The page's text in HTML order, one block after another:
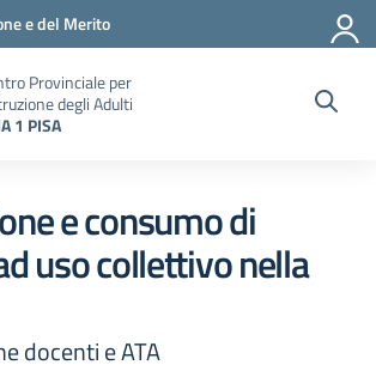
e del Merito
Provinciale per
degli Adulti
1 PISA
e consumo di
uso collettivo nella
docenti e ATA